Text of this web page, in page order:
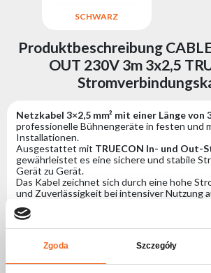
Zgoda Szczegóły
SCHWARZ
Produktbeschreibung
OUT 230V 3m 3x2,5
Netzkabel 3×2,5 mm² mit einer Länge von
professionelle Bühnengeräte in festen und
Installationen.
Ausgestattet mit TRUECON In- und Out-
gewährleistet es eine sichere und stabile
Gerät zu Gerät.
Das Kabel zeichnet sich durch eine hohe
und Zuverlässigkeit bei intensiver Nutzung
sowie beschleunigt die Installation von
mit professionellen Stromsteckverbindern
Spezifikation CABLE POWER
3m 3x2,5